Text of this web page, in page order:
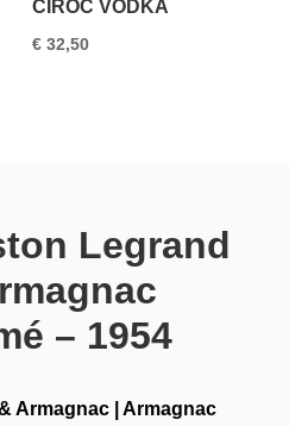
CIROC VODKA
€ 32,50
Legrand
– 1954
Armagnac |Armagnac